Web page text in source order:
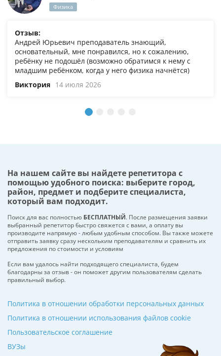
Физика
Отзыв:
Андрей Юрьевич преподаватель знающий,
основательный, мне понравился, но к сожалению,
ребёнку не подошёл (возможно обратимся к нему с
младшим ребёнком, когда у него физика начнётся)
Виктория 14 июля 2026
На нашем сайте вы найдете репетитора с
помощью удобного поиска: выберите город,
район, предмет и подберите специалиста,
который вам подходит.
Поиск для вас полностью БЕСПЛАТНЫЙ. После размещения заявки
выбранный репетитор быстро свяжется с вами, а оплату вы
производите напрямую - любым удобным способом. Вы также можете
отправить заявку сразу нескольким преподавателям и сравнить их
предложения по стоимости и условиям
Если вам удалось найти подходящего специалиста, будем
благодарны за отзыв - он поможет другим пользователям сделать
правильный выбор.
ВУЗы
Политика в отношении обработки персональных данных
Политика в отношении использования файлов cookie
Пользовательское соглашение